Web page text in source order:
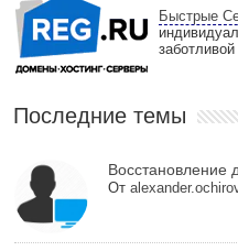
Быстрые
Последние темы
Восстановление
От